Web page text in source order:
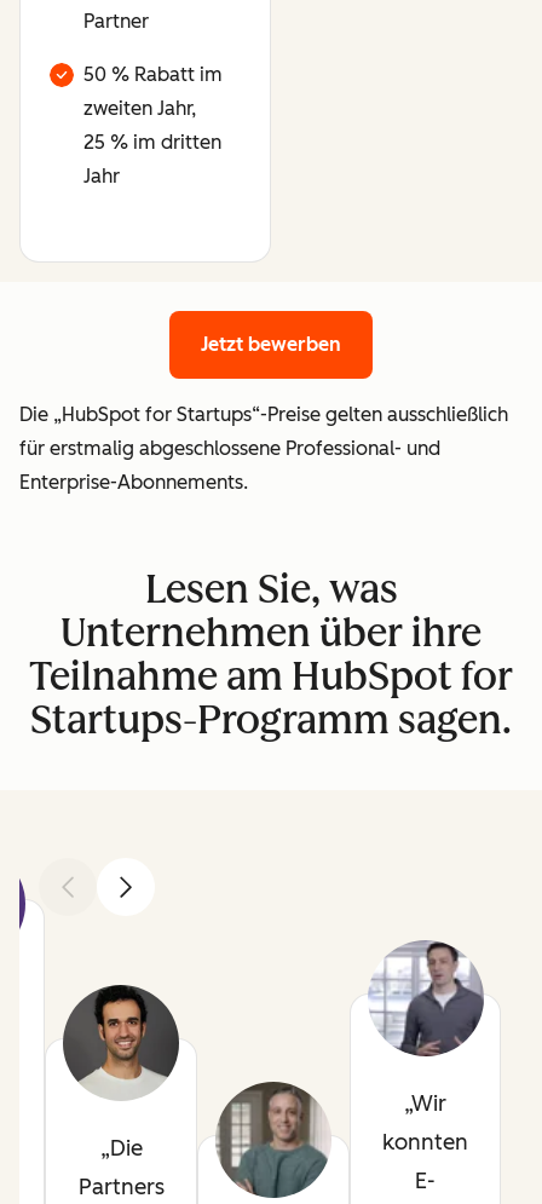
Partner
50 % Rabatt im
zweiten Jahr,
25 % im dritten
Jahr
Jetzt bewerben
Die „HubSpot for Startups“-Preise gelten ausschließlich
für erstmalig abgeschlossene Professional- und
Enterprise-Abonnements.
Lesen Sie, was
Unternehmen über ihre
Teilnahme am HubSpot for
Startups-Programm sagen.
ZurückWeiter
Die
Partners
Wir
konnten
E-